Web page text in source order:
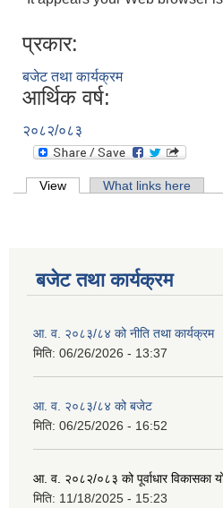
प्रकार:
बजेट तथा कार्यक्रम
आर्थिक वर्ष:
२०८२/०८३
Primary tabs
View (active tab)What links here
बजेट तथा कार्यक्रम
आ. व. २०८३/८४ को नीति तथा कार्यक्रम
मिति: 06/26/2026 - 13:37
आ. व. २०८३/८४ को बजेट
मिति: 06/25/2026 - 16:52
आ. व. २०८२/०८३ को पूर्वाधार विकासका
मिति: 11/18/2025 - 15:23